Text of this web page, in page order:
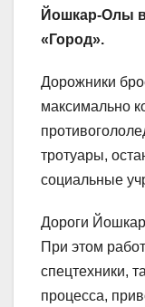
Йошкар-Олы
«Город».
Дорожники
максимально
тротуары,
социальные
Дороги
При этом
спецтехники,
процесса,